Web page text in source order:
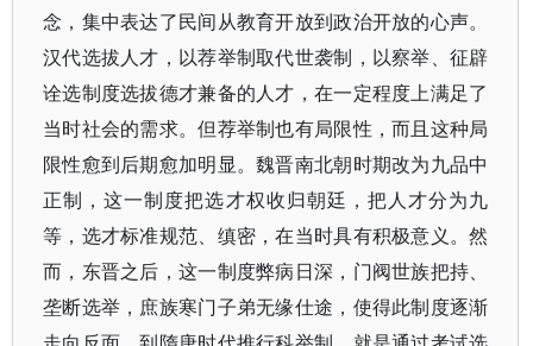
念，集中表达了民间从教育开放到政治开放的心声。
汉代选拔人才，以荐举制取代世袭制，以察举、征辟
诠选制度选拔德才兼备的人才，在一定程度上满足了
当时社会的需求。但荐举制也有局限性，而且这种局
限性愈到后期愈加明显。魏晋南北朝时期改为九品中
正制，这一制度把选才权收归朝廷，把人才分为九
等，选才标准规范、缜密，在当时具有积极意义。然
而，东晋之后，这一制度弊病日深，门阀世族把持、
垄断选举，庶族寒门子弟无缘仕途，使得此制度逐渐